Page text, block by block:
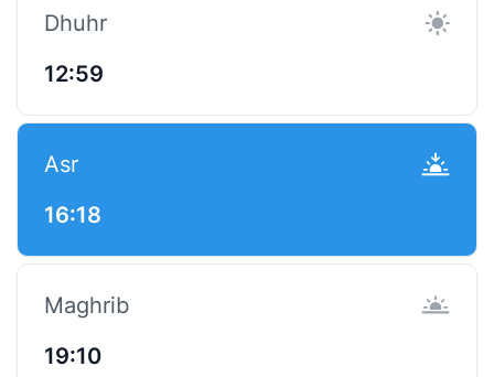
Dhuhr
12:59
Asr
16:18
Maghrib
19:10